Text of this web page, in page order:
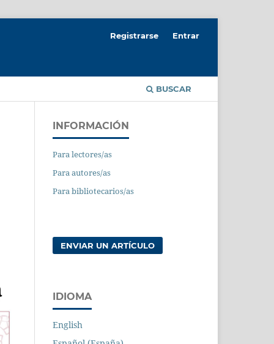
BUSCAR
Registrarse Entrar
INFORMACIÓN
Para lectores/as
Para autores/as
Para bibliotecarios/as
ENVIAR UN ARTÍCULO
IDIOMA
English